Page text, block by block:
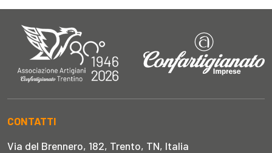
CONTATTI
Via del Brennero, 182, Trento, TN, Italia